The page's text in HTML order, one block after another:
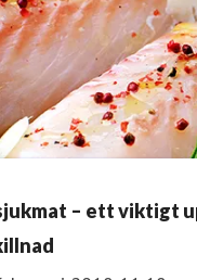
– ett viktigt